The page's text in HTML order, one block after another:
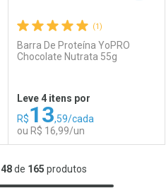
Comprar sem Desconto
Por R$ 132,59/cada
Comprar sem Desconto
Por R$ 132,59/cada
FECHAR
FECHAR
(1)
Barra De Proteína YoPRO
Chocolate Nutrata 55g
Leve 4 itens por
R$13,59/cada
ou R$ 16,99/un
48de 165 produtos